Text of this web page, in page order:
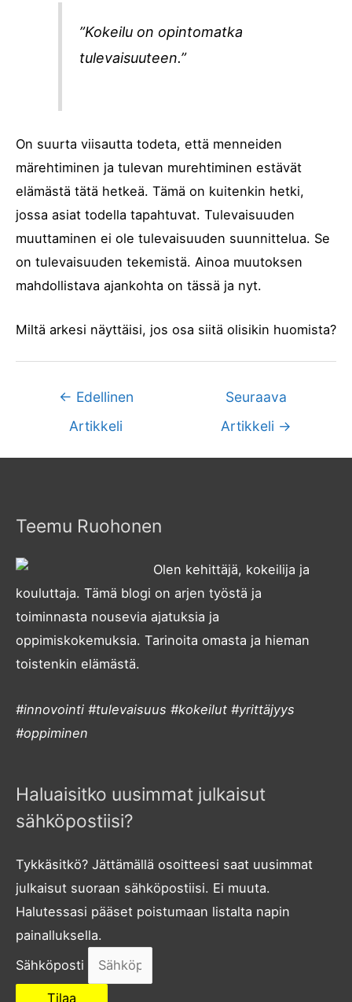
”Kokeilu on opintomatka
tulevaisuuteen.”
On suurta viisautta todeta, että menneiden
märehtiminen ja tulevan murehtiminen estävät
elämästä tätä hetkeä. Tämä on kuitenkin hetki,
jossa asiat todella tapahtuvat. Tulevaisuuden
muuttaminen ei ole tulevaisuuden suunnittelua. Se
on tulevaisuuden tekemistä. Ainoa muutoksen
mahdollistava ajankohta on tässä ja nyt.
Miltä arkesi näyttäisi, jos osa siitä olisikin huomista?
Artikkelien
← Edellinen
Artikkeli
Seuraava
Artikkeli →
Teemu Ruohonen
Olen kehittäjä, kokeilija ja
kouluttaja. Tämä blogi on arjen työstä ja
toiminnasta nousevia ajatuksia ja
oppimiskokemuksia. Tarinoita omasta ja hieman
toistenkin elämästä.
#innovointi #tulevaisuus #kokeilut #yrittäjyys
#oppiminen
Haluaisitko uusimmat julkaisut
sähköpostiisi?
Tykkäsitkö? Jättämällä osoitteesi saat uusimmat
julkaisut suoraan sähköpostiisi. Ei muuta.
Halutessasi pääset poistumaan listalta napin
painalluksella.
Sähköposti
Tilaa